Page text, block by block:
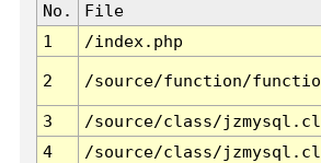
No. File
1
/index.php
2 /source/function/
3 /source/class/
4
/source/class/